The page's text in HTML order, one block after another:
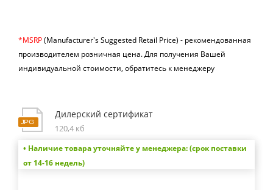
*MSRP(Manufacturer's Suggested Retail Price) - рекомендованная
производителем розничная цена.Для получения Вашей
индивидуальной стоимости, обратитесь к менеджеру
Дилерский сертификат
120,4 кб
• Наличие товара уточняйте у менеджера: (срок поставки
от 14-16 недель)